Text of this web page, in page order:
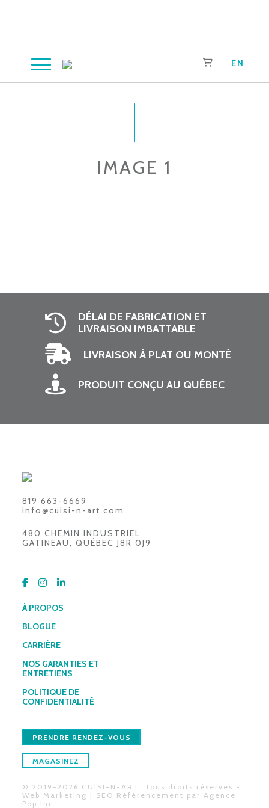
contenu
EN
IMAGE 1
DÉLAI DE FABRICATION ET
LIVRAISON IMBATTABLE
LIVRAISON À PLAT OU MONTÉ
PRODUIT CONÇU AU QUÉBEC
819 663-6669
info@cuisi-n-art.com
480 CHEMIN INDUSTRIEL
GATINEAU, QUÉBEC J8R 0J9
À PROPOS
BLOGUE
CARRIÈRE
NOS GARANTIES ET
ENTRETIENS
POLITIQUE DE
CONFIDENTIALITÉ
PRENDRE RENDEZ-VOUS
MAGASINEZ
© 2019-2026 CUISI-N-ART. Tous droits réservés -
Web Marketing | SEO Référencement parAgence
Pop Inc .